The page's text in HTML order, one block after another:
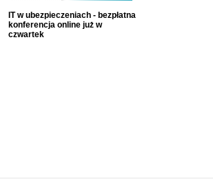
IT w ubezpieczeniach - bezpłatna
konferencja online już w
czwartek